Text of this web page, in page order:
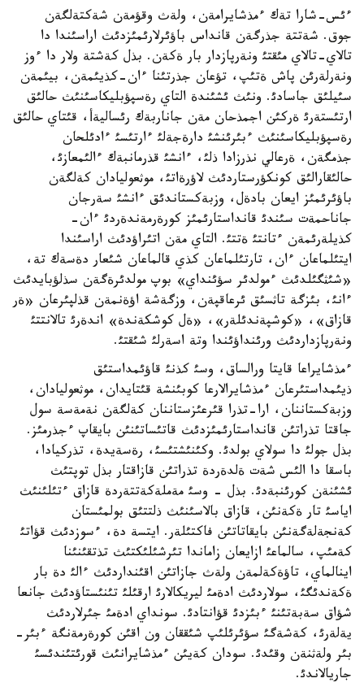
ءئس-شارا تةك ءمذشايرامةن، ولةث وقؤمةن شةكتةلگةن
جوق. شةتتة جذرگةن قانداس باؤئرلارئمئزدئث اراسئندا دا
تالاي-تالاي مئقتئ ونةرپازدار بار ةكةن. بذل كةشتة ولار دا ءوز
ونةرلةرئن پاش ةتئپ، تؤعان جذرتئنا ءان-كذيئمةن، بيئمةن
سئيلئق جاسادئ. ونئث ئشئندة التاي رةسپؤبليكاسئنئث حالئق
ارتئستةرئ ةركئن اجمذحان مةن جاناربةك رئساليةأ، قئتاي حالئق
رةسپؤبليكاسئنئث ءبئرئنشئ دارةجةلئ ءارتئسئ ءادئلحان
جذمگةن، ةرعالي نذرزادا ذلئ، ءانشئ قذرمانبةك ءالئمعازئ،
حالئقارالئق كونكؤرستاردئث لاؤرةاتئ، موثعوليادان كةلگةن
باؤئرئمئز ايعان بادةل، وزبةكستاندئق ءانشئ سةرجان
جاناحمةت سئندئ قانداستارئمئز كورةرمةندةردئ ءان-
كذيلةرئمةن ءتانتئ ةتتئ. التاي مةن اتئراؤدئث اراسئندا
ايتئلماعان ءان، تارتئلماعان كذي قالماعان شئعار دةسةك تة،
«شئثگئلدئث ءمولدئر سؤئنداي» بوپ مولدئرةگةن سذلؤبايدئث
ءانئ، بئزگة تاثسئق ئرعاقپةن، وزگةشة اؤةنمةن قذلپئرعان «ةر
قازاق»، «كوشپةندئلةر»، «ةل كوشكةندة» اندةرئ تالانتتئ
ونةرپازداردئث ورئنداؤئندا وتة اسةرلئ شئقتئ.
ءمذشايراعا قايتا ورالساق، وسئ كذنئ قاؤئمداستئق
ذيئمداستئرعان ءمذشايرالارعا كوبئنشة قئتايدان، موثعوليادان،
وزبةكستاننان، ارا-تذرا قئرعئزستاننان كةلگةن نةمةسة سول
جاقتا تذراتئن قانداستارئمئزدئث قاتئساتئنئن بايقاپ ءجذرمئز.
بذل جولئ دا سولاي بولدئ. وكئنئشتئسئ، رةسةيدة، تذركيادا،
باسقا دا الئس شةت ةلدةردة تذراتئن قازاقتار بذل توپتئث
ئشئنةن كورئنبةدئ. بذل - وسئ مةملةكةتتةردة قازاق ءتئلئنئث
اياسئ تار ةكةنئن، قازاق بالاسئنئث ذلتتئق بولمئستان
كةنجةلةگةنئن بايقاتاتئن فاكتئلةر. ايتسة دة، ءسوزدئث قؤاتئ
كةمئپ، سالماعئ ازايعان زاماندا تئرشئلئكتئث تذتقئنئنا
اينالماي، تاؤةكةلمةن ولةث جازاتئن اقئنداردئث ءالئ دة بار
ةكةندئگئ، سولاردئث ادةمئ ليريكالارئ ارقئلئ تئنئستاؤدئث جانعا
شؤاق سةبةتئنئ ءبئزدئ قؤانتادئ. سونداي ادةمئ جئرلاردئث
يةلةرئ، كةشةگئ سؤئرئلئپ شئققان ون اقئن كورةرمةنگة ءبئر-
بئر ولةثنةن وقئدئ. سودان كةيئن ءمذشايرانئث قورئتئندئسئ
جاريالاندئ.